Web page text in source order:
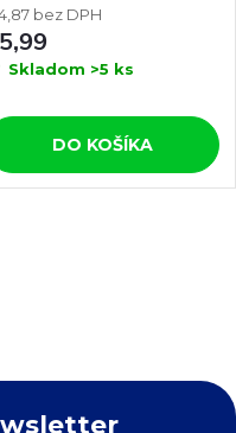
bez DPH
Skladom >5 ks
DO KOŠÍKA